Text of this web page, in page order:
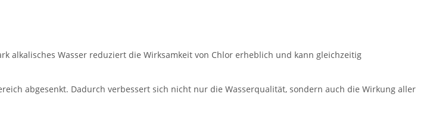
alkalisches Wasser reduziert die Wirksamkeit von Chlor erheblich und kann gleichzeitig
abgesenkt. Dadurch verbessert sich nicht nur die Wasserqualität, sondern auch die Wirkung aller